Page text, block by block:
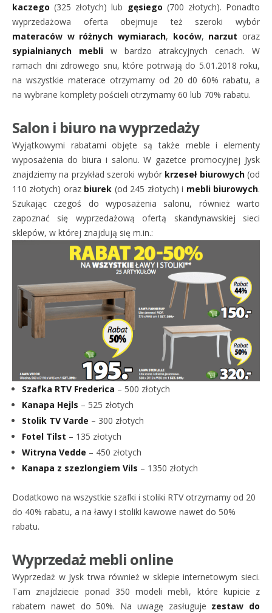
kaczego (325 złotych) lub gęsiego (700 złotych). Ponadto
wyprzedażowa oferta obejmuje też szeroki wybór
materaców w różnych wymiarach, koców, narzut oraz
sypialnianych mebliw bardzo atrakcyjnych cenach. W
ramach dni zdrowego snu, które potrwają do 5.01.2018 roku,
na wszystkie materace otrzymamy od 20 d0 60% rabatu, a
na wybrane komplety pościeli otrzymamy 60 lub 70% rabatu.
Salon i biuro na wyprzedaży
Wyjątkowymi rabatami objęte są także meble i elementy
wyposażenia do biura i salonu. W gazetce promocyjnej Jysk
znajdziemy na przykład szeroki wybór krzeseł biurowych(od
110 złotych) oraz biurek (od 245 złotych) i mebli biurowych.
Szukając czegoś do wyposażenia salonu, również warto
zapoznać się wyprzedażową ofertą skandynawskiej sieci
sklepów, w której znajdują się m.in.:
Szafka RTV Frederica – 500 złotych
Kanapa Hejls – 525 złotych
Stolik TV Varde – 300 złotych
Fotel Tilst – 135 złotych
Witryna Vedde – 450 złotych
Kanapa z szezlongiem Vils – 1350 złotych
Dodatkowo na wszystkie szafki i stoliki RTV otrzymamy od 20
do 40% rabatu, a na ławy i stoliki kawowe nawet do 50%
rabatu.
Wyprzedaż mebli online
Wyprzedaż w Jysk trwa również w sklepie internetowym sieci.
Tam znajdziecie ponad 350 modeli mebli, które kupicie z
rabatem nawet do 50%. Na uwagę zasługuje zestaw do